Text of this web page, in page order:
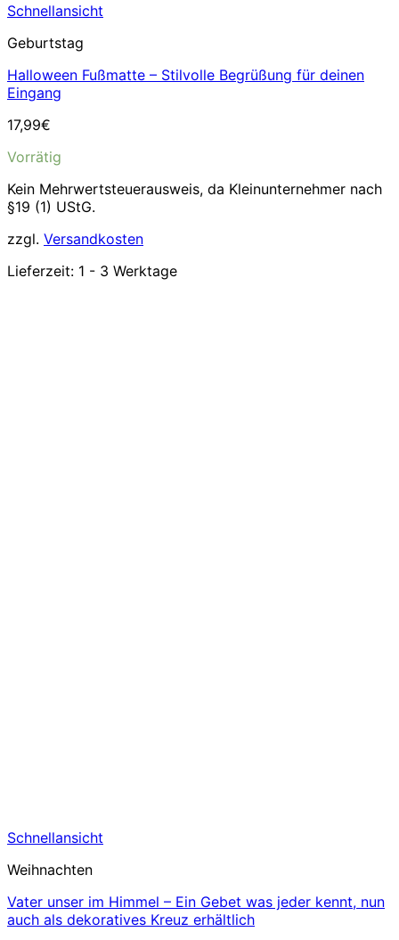
Schnellansicht
Geburtstag
Halloween Fußmatte – Stilvolle Begrüßung für deinen
Eingang
17,99€
Vorrätig
Kein Mehrwertsteuerausweis, da Kleinunternehmer nach
§19 (1) UStG.
zzgl. Versandkosten
Lieferzeit: 1 - 3 Werktage
Schnellansicht
Weihnachten
Vater unser im Himmel – Ein Gebet was jeder kennt, nun
auch als dekoratives Kreuz erhältlich